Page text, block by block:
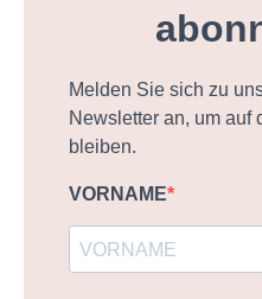
Melden Sie sich zu
Newsletter an, um auf
bleiben.
VORNAME